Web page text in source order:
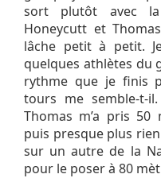
sort plutôt avec
Honeycutt et
lâche petit à petit.
quelques athlètes du
rythme que je finis
tours me semble-t-
Thomas m’a pris
puis presque plus
sur un autre de la
pour le poser à 80